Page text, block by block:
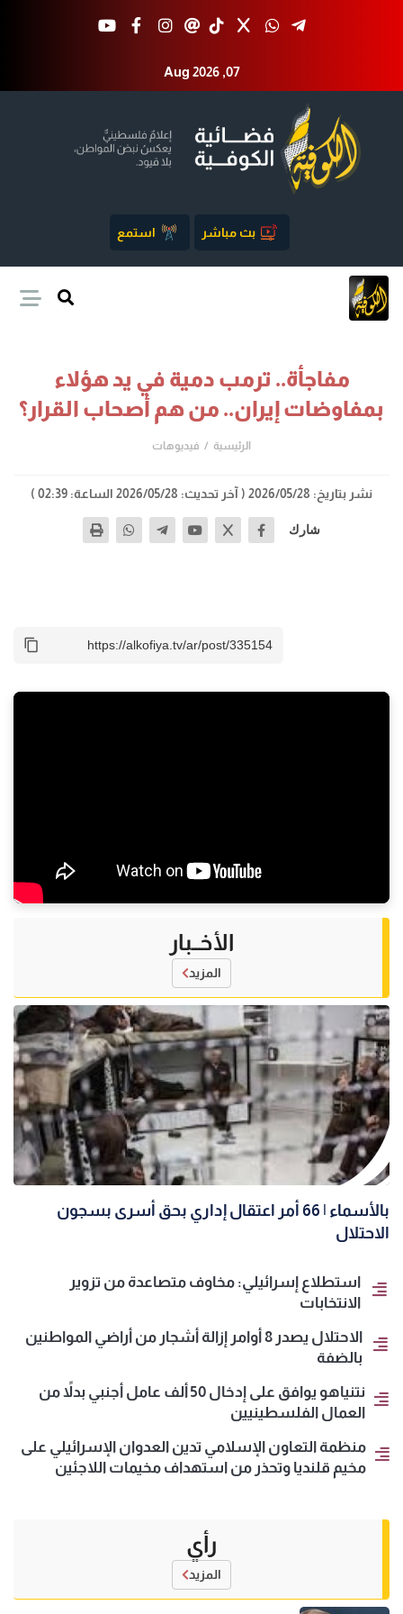
Aug 2026 ,07
بث مباشر استمع
مفاجأة.. ترمب دمية في يد هؤلاء
بمفاوضات إيران.. من هم أصحاب القرار؟
الرئيسية فيديوهات
نشر بتاريخ: 2026/05/28 ( آخر تحديث: 2026/05/28 الساعة: 02:39 )
شارك
الأخــبار
المزيد
بالأسماء | 66 أمر اعتقال إداري بحق أسرى بسجون
الاحتلال
استطلاع إسرائيلي: مخاوف متصاعدة من تزوير
الانتخابات
الاحتلال يصدر 8 أوامر إزالة أشجار من أراضي المواطنين
بالضفة
نتنياهو يوافق على إدخال 50 ألف عامل أجنبي بدلاً من
العمال الفلسطينيين
منظمة التعاون الإسلامي تدين العدوان الإسرائيلي على
مخيم قلنديا وتحذر من استهداف مخيمات اللاجئين
رأي
المزيد